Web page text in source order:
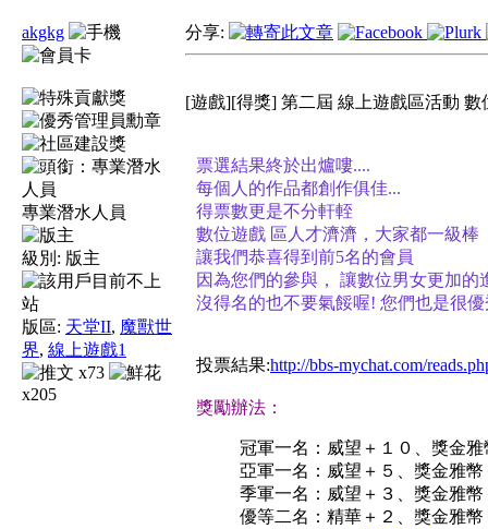
akgkg
專業潛水人員
級別: 版主
版區: 天堂II, 魔獸世
界, 線上遊戲1
x73
x205
分享:
[遊戲][得獎] 第二屆 線上遊戲區活動
票選結果終於出爐嘍....
每個人的作品都創作俱佳...
得票數更是不分軒輊
數位遊戲 區人才濟濟，大家都一級棒
讓我們恭喜得到前5名的會員
因為您們的參與， 讓數位男女更加的
沒得名的也不要氣餒喔! 您們也是很優
投票結果:http://bbs-mychat.com/
獎勵辦法：
冠軍一名：威望＋１０、獎金
亞軍一名：威望＋５、獎金雅
季軍一名：威望＋３、獎金雅
優等二名：精華＋２、獎金雅